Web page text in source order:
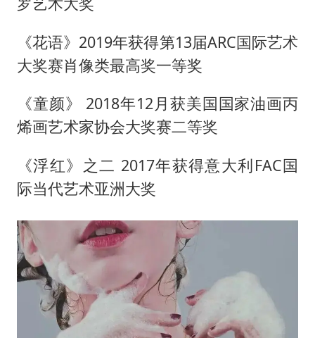
《花语》2019年获得第13届ARC国际艺术
大奖赛肖像类最高奖一等奖
《童颜》 2018年12月获美国国家油画丙
烯画艺术家协会大奖赛二等奖
《浮红》之二 2017年获得意大利FAC国
际当代艺术亚洲大奖